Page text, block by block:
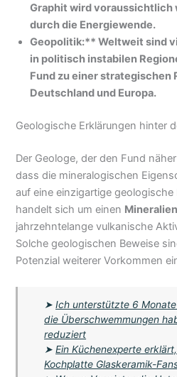
Graphit wird voraussichtlich
durch die Energiewende.
Geopolitik:** Weltweit sind
in politisch instabilen
Fund zu einer strategischen
Deutschland und Europa.
Geologische Erklärungen hinter
Der Geologe, der den Fund
dass die mineralogischen
auf eine einzigartige
handelt sich um einen Mineralien
jahrzehntelange vulkanische
Solche geologischen Beweise
Potenzial weiterer Vorkommen
➤Ich unterstützte 6
die Überschwemmungen
reduziert
➤Ein Küchenexperte
Kochplatte Glaskeramik-